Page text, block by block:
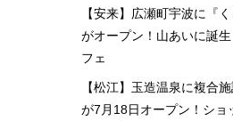
【安来】広瀬町宇波に『く
がオープン！山あいに誕
フェ
【松江】玉造温泉に複合
が7月18日オープン！ショ